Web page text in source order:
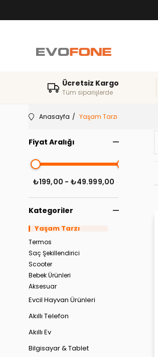
Ücretsiz Kargo
Tüm siparişlerde
Anasayfa Yaşam Tarzı
Fiyat Aralığı
₺199,00 - ₺49.999,00
Kategoriler
Yaşam Tarzı
Termos
Saç Şekillendirici
Scooter
Bebek Ürünleri
Aksesuar
Evcil Hayvan Ürünleri
Akıllı Telefon
Akıllı Ev
Bilgisayar & Tablet